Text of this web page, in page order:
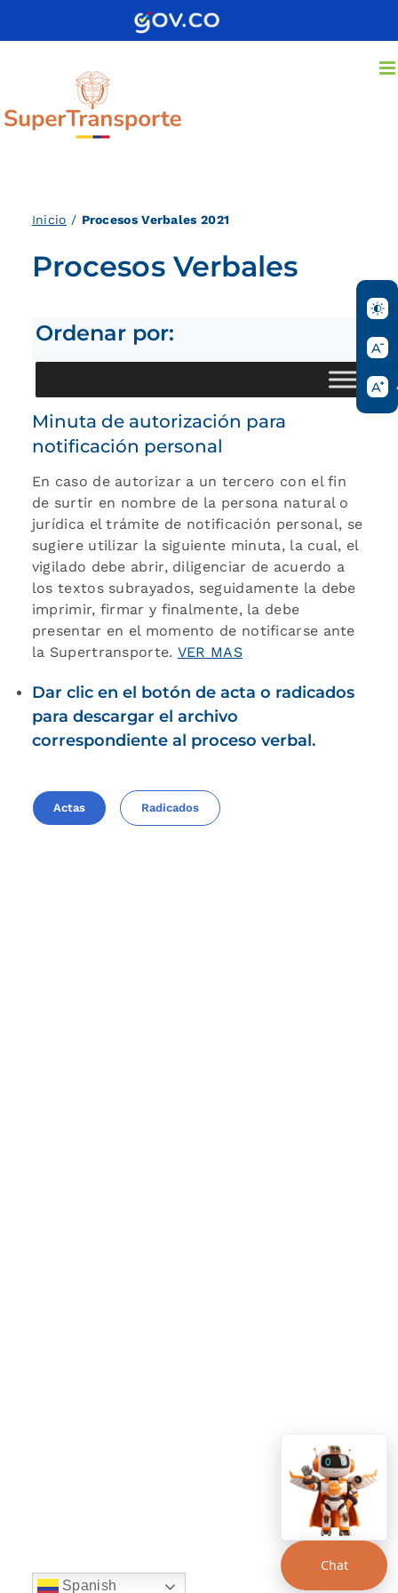
Inicio / Procesos Verbales 2021
Procesos Verbales
Ordenar por:
Minuta de autorización para
notificación personal
En caso de autorizar a un tercero con el fin
de surtir en nombre de la persona natural o
jurídica el trámite de notificación personal, se
sugiere utilizar la siguiente minuta, la cual, el
vigilado debe abrir, diligenciar de acuerdo a
los textos subrayados, seguidamente la debe
imprimir, firmar y finalmente, la debe
presentar en el momento de notificarse ante
la Supertransporte. VER MAS
Dar clic en el botón de acta o radicados
para descargar el archivo
correspondiente al proceso verbal.
Actas Radicados
Spanish
Chat